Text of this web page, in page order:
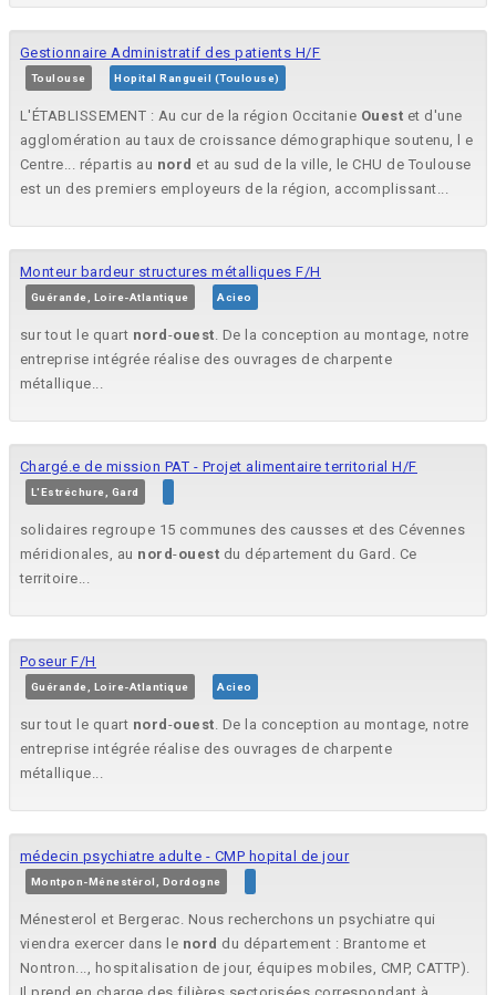
Gestionnaire Administratif des patients H/F
Toulouse Hopital Rangueil (Toulouse)
L'ÉTABLISSEMENT : Au cur de la région Occitanie Ouest et d'une
agglomération au taux de croissance démographique soutenu, l e
Centre... répartis au nord et au sud de la ville, le CHU de Toulouse
est un des premiers employeurs de la région, accomplissant...
Monteur bardeur structures métalliques F/H
Guérande, Loire-Atlantique Acieo
sur tout le quart nord -ouest. De la conception au montage, notre
entreprise intégrée réalise des ouvrages de charpente
métallique...
Chargé.e de mission PAT - Projet alimentaire territorial H/F
L'Estréchure, Gard
solidaires regroupe 15 communes des causses et des Cévennes
méridionales, au nord-ouest du département du Gard. Ce
territoire...
Poseur F/H
Guérande, Loire-Atlantique Acieo
sur tout le quart nord -ouest. De la conception au montage, notre
entreprise intégrée réalise des ouvrages de charpente
métallique...
médecin psychiatre adulte - CMP hopital de jour
Montpon-Ménestérol, Dordogne
Ménesterol et Bergerac. Nous recherchons un psychiatre qui
viendra exercer dans le nord du département : Brantome et
Nontron..., hospitalisation de jour, équipes mobiles, CMP, CATTP).